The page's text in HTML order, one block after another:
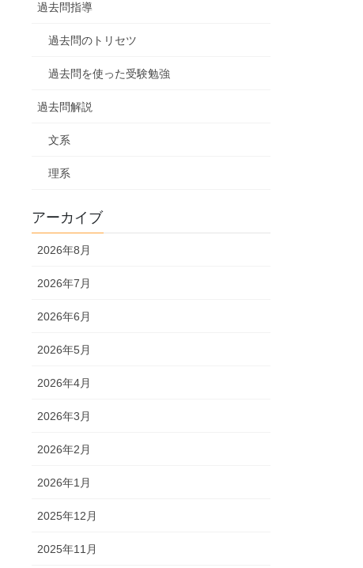
過去問指導
過去問のトリセツ
過去問を使った受験勉強
過去問解説
文系
理系
アーカイブ
2026年8月
2026年7月
2026年6月
2026年5月
2026年4月
2026年3月
2026年2月
2026年1月
2025年12月
2025年11月